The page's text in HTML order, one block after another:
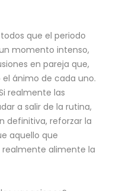
que el periodo
momento intenso,
en pareja que,
ánimo de cada uno.
realmente las
a salir de la rutina,
definitiva, reforzar la
aquello que
alimente la